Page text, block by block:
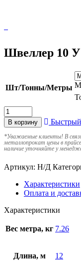
Швеллер 10
Шт/Тонны/Метры
В корзину Быстрый
*Уважаемые клиенты! В
металлопрокат цены в
наличие уточняйте у
Артикул: Н/Д
Характеристики
Оплата и
Характеристики
Вес метра, кг 7.26
Длина, м 12